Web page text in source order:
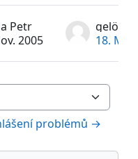
Petr
2005
18. Mai
problémů →